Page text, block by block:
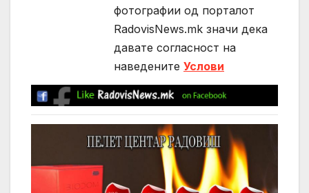
фотографии од порталот
RadovisNews.mk значи дека
давате согласност на
нaведените Услови